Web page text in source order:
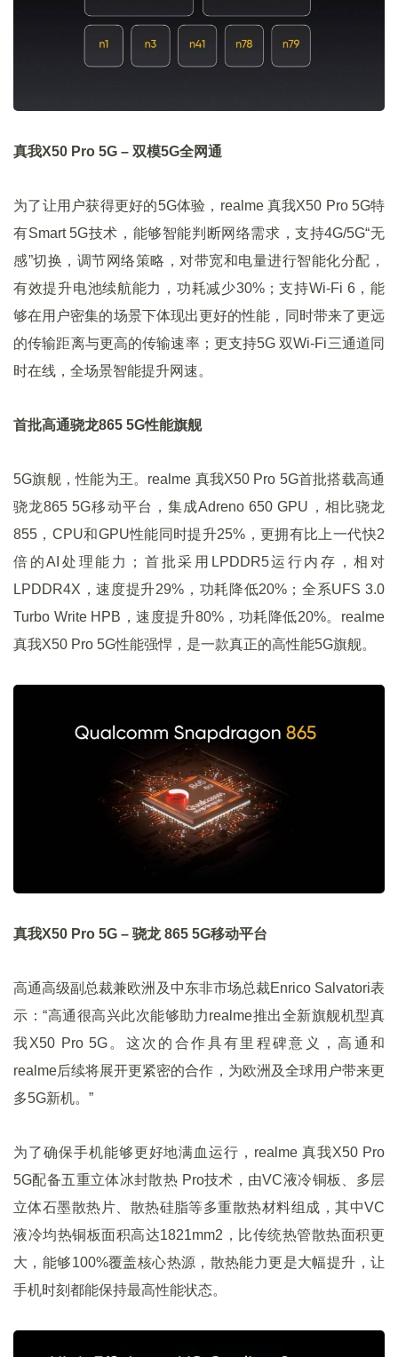
真我X50 Pro 5G – 双模5G全网通
为了让用户获得更好的5G体验，realme 真我X50 Pro 5G特
有Smart 5G技术，能够智能判断网络需求，支持4G/5G“无
感”切换，调节网络策略，对带宽和电量进行智能化分配，
有效提升电池续航能力，功耗减少30%；支持Wi-Fi 6，能
够在用户密集的场景下体现出更好的性能，同时带来了更远
的传输距离与更高的传输速率；更支持5G 双Wi-Fi三通道同
时在线，全场景智能提升网速。
首批高通骁龙865 5G性能旗舰
5G旗舰，性能为王。realme 真我X50 Pro 5G首批搭载高通
骁龙865 5G移动平台，集成Adreno 650 GPU，相比骁龙
855，CPU和GPU性能同时提升25%，更拥有比上一代快2
倍的AI处理能力；首批采用LPDDR5运行内存，相对
LPDDR4X，速度提升29%，功耗降低20%；全系UFS 3.0
Turbo Write HPB，速度提升80%，功耗降低20%。realme
真我X50 Pro 5G性能强悍，是一款真正的高性能5G旗舰。
真我X50 Pro 5G – 骁龙 865 5G移动平台
高通高级副总裁兼欧洲及中东非市场总裁Enrico Salvatori表
示：“高通很高兴此次能够助力realme推出全新旗舰机型真
我X50 Pro 5G。这次的合作具有里程碑意义，高通和
realme后续将展开更紧密的合作，为欧洲及全球用户带来更
多5G新机。”
为了确保手机能够更好地满血运行，realme 真我X50 Pro
5G配备五重立体冰封散热 Pro技术，由VC液冷铜板、多层
立体石墨散热片、散热硅脂等多重散热材料组成，其中VC
液冷均热铜板面积高达1821mm2，比传统热管散热面积更
大，能够100%覆盖核心热源，散热能力更是大幅提升，让
手机时刻都能保持最高性能状态。